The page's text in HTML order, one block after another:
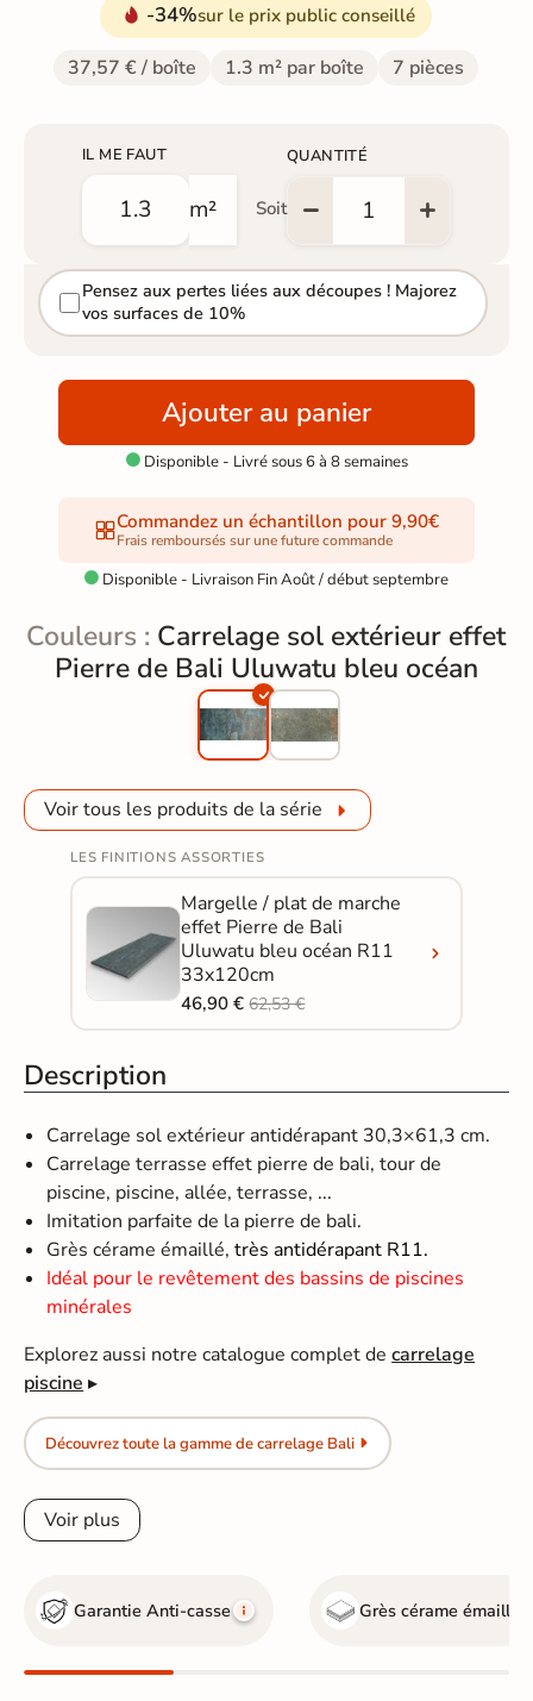
-34%sur le prix public conseillé
37,57 € / boîte 1.3 m² par boîte 7 pièces
IL ME FAUT
m² Soit
QUANTITÉ
Pensez aux pertes liées aux découpes ! Majorez
vos surfaces de 10%
Ajouter au panier
Disponible - Livré sous 6 à 8 semaines
Commandez un échantillon pour 9,90€
Frais remboursés sur une future commande
 Disponible - Livraison Fin Août / début septembre
Couleurs : Carrelage sol extérieur effet
Pierre de Bali Uluwatu bleu océan
Voir tous les produits de la série
LES FINITIONS ASSORTIES
Margelle / plat de marche
effet Pierre de Bali
Uluwatu bleu océan R11
33x120cm
46,90 €62,53 €
Description
Carrelage sol extérieur antidérapant 30,3×61,3 cm.
Carrelage terrasse effet pierre de bali, tour de
piscine, piscine, allée, terrasse, ...
Imitation parfaite de la pierre de bali.
Grès cérame émaillé,très antidérapant R11.
Idéal pour le revêtement des bassins de piscines
minérales
Explorez aussi notre catalogue complet decarrelage
piscine ▸
Découvrez toute la gamme de carrelage Bali
Voir plus
Garantie Anti-casse Grès cérame émaillé